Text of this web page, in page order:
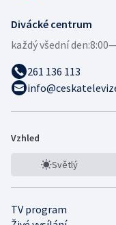
Divácké centrum
každý všední den:
261 136 113
Vzhled
Světlý
TV program